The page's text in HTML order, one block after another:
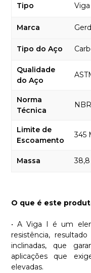
Tipo
Marca
Tipo do Aço
Qualidade
do Aço
Norma
Técnica
Limite de
Escoamento
345
Massa
O que é este
• A Viga I é um
resistência,
inclinadas, que
aplicações que
elevadas.